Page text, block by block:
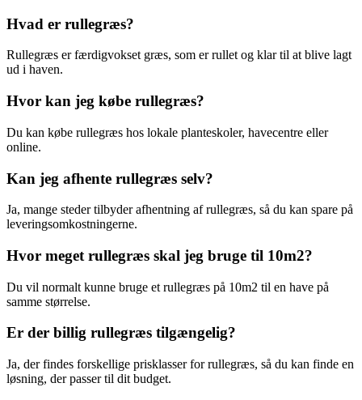
Hvad er rullegræs?
Rullegræs er færdigvokset græs, som er rullet og klar til at blive lagt
ud i haven.
Hvor kan jeg købe rullegræs?
Du kan købe rullegræs hos lokale planteskoler, havecentre eller
online.
Kan jeg afhente rullegræs selv?
Ja, mange steder tilbyder afhentning af rullegræs, så du kan spare på
leveringsomkostningerne.
Hvor meget rullegræs skal jeg bruge til 10m2?
Du vil normalt kunne bruge et rullegræs på 10m2 til en have på
samme størrelse.
Er der billig rullegræs tilgængelig?
Ja, der findes forskellige prisklasser for rullegræs, så du kan finde en
løsning, der passer til dit budget.